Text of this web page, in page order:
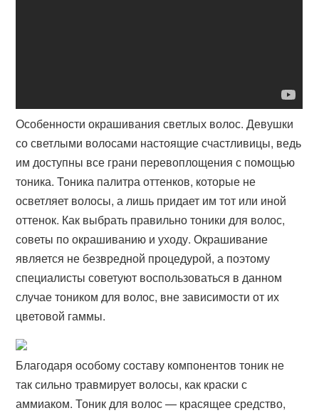
Особенности окрашивания светлых волос. Девушки
со светлыми волосами настоящие счастливицы, ведь
им доступны все грани перевоплощения с помощью
тоника. Тоника палитра оттенков, которые не
осветляет волосы, а лишь придает им тот или иной
оттенок. Как выбрать правильно тоники для волос,
советы по окрашиванию и уходу. Окрашивание
является не безвредной процедурой, а поэтому
специалисты советуют воспользоваться в данном
случае тоником для волос, вне зависимости от их
цветовой гаммы.
Благодаря особому составу компонентов тоник не
так сильно травмирует волосы, как краски с
аммиаком. Тоник для волос — красящее средство,